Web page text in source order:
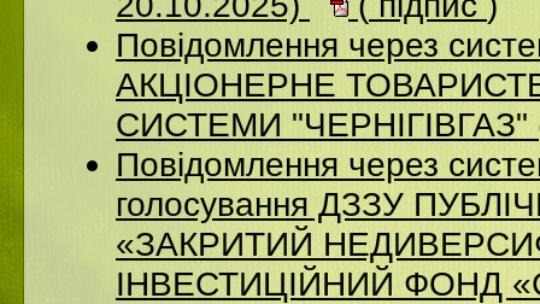
Повідомлення через
АКЦІОНЕРНЕ
СИСТЕМИ "ЧЕРНІГІВГАЗ"
Повідомлення через
голосування ДЗЗУ
«ЗАКРИТИЙ
ІНВЕСТИЦІЙНИЙ ФОНД